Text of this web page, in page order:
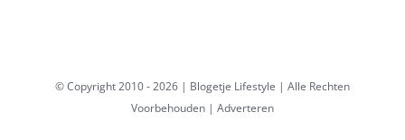
© Copyright 2010 -2026 | Blogetje Lifestyle | Alle Rechten
Voorbehouden | Adverteren